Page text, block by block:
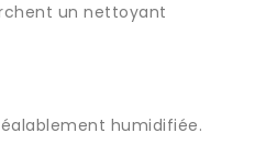
un nettoyant
humidifiée.